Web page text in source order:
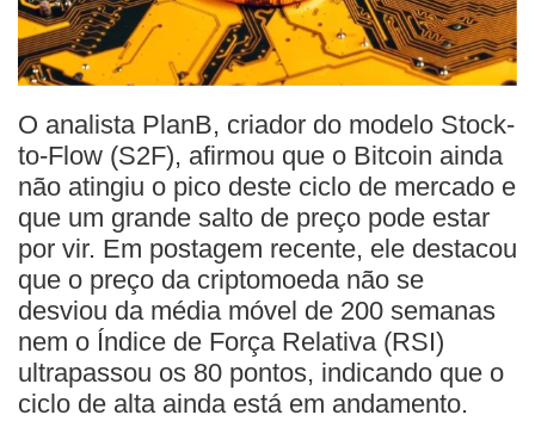
O analista PlanB, criador do modelo Stock-
to-Flow (S2F), afirmou que o Bitcoin ainda
não atingiu o pico deste ciclo de mercado e
que um grande salto de preço pode estar
por vir. Em postagem recente, ele destacou
que o preço da criptomoeda não se
desviou da média móvel de 200 semanas
nem o Índice de Força Relativa (RSI)
ultrapassou os 80 pontos, indicando que o
ciclo de alta ainda está em andamento.